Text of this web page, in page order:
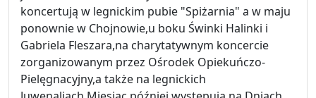
koncertują w legnickim pubie "Spiżarnia" a w maju
ponownie w Chojnowie,u boku Świnki Halinki i
Gabriela Fleszara,na charytatywnym koncercie
zorganizowanym przez Ośrodek Opiekuńczo-
Pielęgnacyjny,a także na legnickich